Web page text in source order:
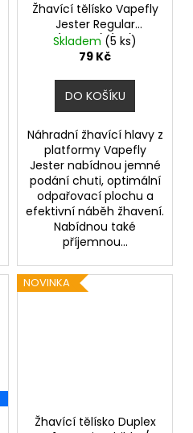
Žhavící tělísko Vapefly
Jester Regular
(1,2ohm) (1ks)
Skladem (5 ks)
79 Kč
DO KOŠÍKU
Náhradní žhavící hlavy z
platformy Vapefly
Jester nabídnou jemné
podání chuti, optimální
odpařovací plochu a
efektivní náběh žhavení.
Nabídnou také
příjemnou...
NOVINKA
Žhavící tělísko Duplex